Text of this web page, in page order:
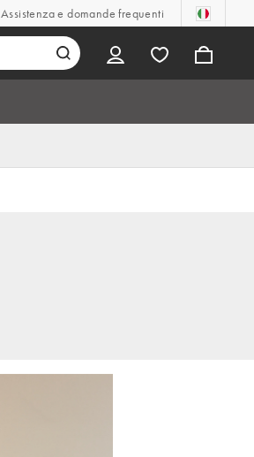
Assistenza e domande frequenti